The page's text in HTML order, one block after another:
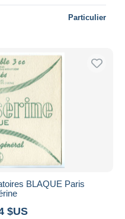
Particulier
BLAQUE Paris
$US